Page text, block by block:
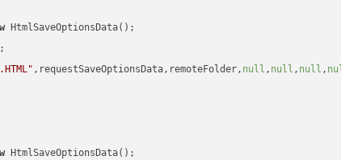
HtmlSaveOptionsData();
,requestSaveOptionsData,remoteFolder, null , null , null ,
HtmlSaveOptionsData();